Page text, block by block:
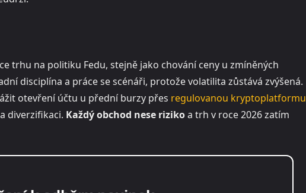
trhu na politiku Fedu, stejně jako chování ceny u zmíněných
disciplína a práce se scénáři, protože volatilita zůstává zvýšená.
otevření účtu u přední burzy přes regulovanou kryptoplatformu
diverzifikaci. Každý obchod nese rizikoa trh v roce 2026 zatím